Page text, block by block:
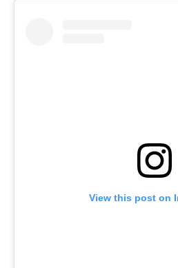
View this post on